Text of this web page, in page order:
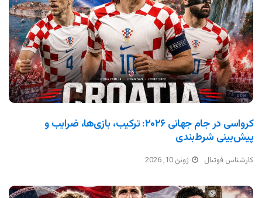
کرواسی در جام جهانی ۲۰۲۶: ترکیب، بازی‌ها، ضرایب و
پیش‌بینی شرط‌بندی
کارشناس فوتبال ژوئن 10, 2026